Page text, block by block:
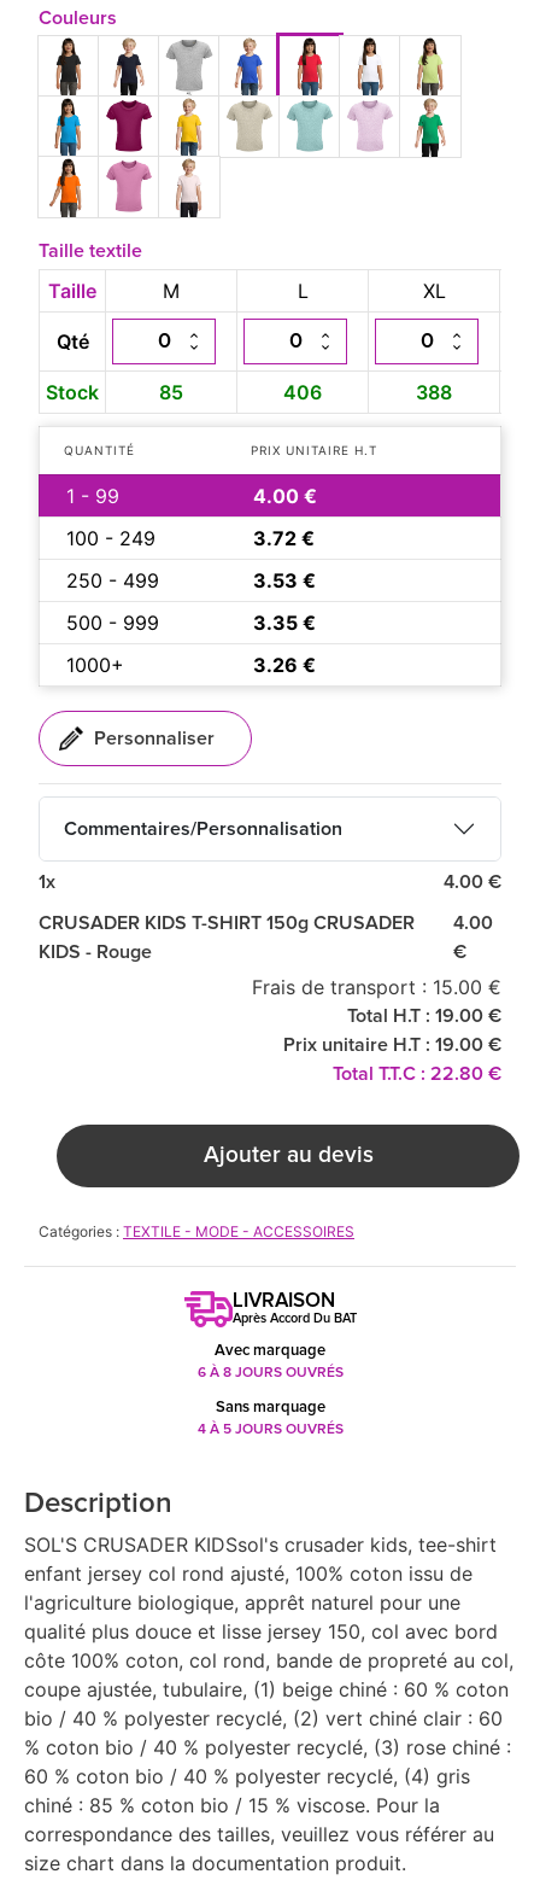
Couleurs
Taille textile
Taille M L XL
Qté
Stock 85 406 388
QUANTITÉ PRIX UNITAIRE H.T
1 - 99
4.00 €
100 - 249
3.72 €
250 - 499
3.53 €
500 - 999
3.35 €
1000+
3.26 €
Commentaires/Personnalisation
1x 4.00 €
CRUSADER KIDS T-SHIRT 150g CRUSADER
KIDS - Rouge
4.00
€
Frais de transport : 15.00 €
Total H.T : 19.00 €
Prix unitaire H.T : 19.00 €
Total T.T.C : 22.80 €
Ajouter au devis
Catégories : TEXTILE - MODE - ACCESSOIRES
LIVRAISON
Après Accord Du BAT
Avec marquage
6 À 8 JOURS OUVRÉS
Sans marquage
4 À 5 JOURS OUVRÉS
Description
SOL'S CRUSADER KIDSsol's crusader kids, tee-shirt
enfant jersey col rond ajusté, 100% coton issu de
l'agriculture biologique, apprêt naturel pour une
qualité plus douce et lisse jersey 150, col avec bord
côte 100% coton, col rond, bande de propreté au col,
coupe ajustée, tubulaire, (1) beige chiné : 60 % coton
bio / 40 % polyester recyclé, (2) vert chiné clair : 60
% coton bio / 40 % polyester recyclé, (3) rose chiné :
60 % coton bio / 40 % polyester recyclé, (4) gris
chiné : 85 % coton bio / 15 % viscose. Pour la
correspondance des tailles, veuillez vous référer au
size chart dans la documentation produit.